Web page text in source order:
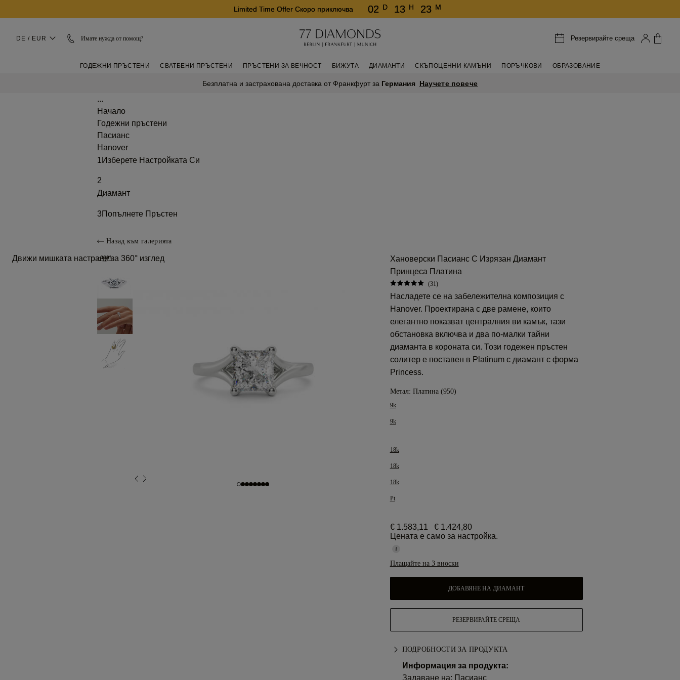
Limited Time Offer Скоро приключва 02 D 13 H 23 M
DE / EUR Имате нужда от помощ? Резервирайте среща
ГОДЕЖНИ ПРЪСТЕНИ СВАТБЕНИ ПРЪСТЕНИ ПРЪСТЕНИ ЗА ВЕЧНОСТ БИЖУТА ДИАМАНТИ СКЪПОЦЕННИ КАМЪНИ ПОРЪЧКОВИ ОБРАЗОВАНИЕ
Безплатна и застрахована доставка от Франкфурт за Германия Научете повече
...
Начало
Годежни пръстени
Пасианс
Hanover
1Изберете Настройката Си
2
Диамант
3Попълнете Пръстен
Назад към галерията
Движи мишката настрани за 360° изглед
Хановерски Пасианс С Изрязан Диамант
Принцеса Платина
(31)
Насладете се на забележителна композиция с
Hanover. Проектирана с две рамене, които
елегантно показват централния ви камък, тази
обстановка включва и два по-малки тайни
диаманта в короната си. Този годежен пръстен
солитер е поставен в Platinum с диамант с форма
Princess.
Метал: Платина (950)
9k
9k
18k
18k
18k
Pt
€ 1.583,11
€ 1.424,80
Цената е само за настройка.
Плащайте на 3 вноски
ДОБАВЯНЕ НА ДИАМАНТ
РЕЗЕРВИРАЙТЕ СРЕЩА
ПОДРОБНОСТИ ЗА ПРОДУКТА
Информация за продукта:
Задаване на: Пасианс